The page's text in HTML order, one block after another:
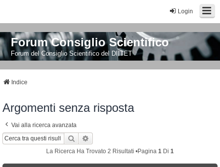
Login
Forum Consiglio Scientifico
Forum del Consiglio Scientifico del DIITET
Indice
Argomenti senza risposta
Vai alla ricerca avanzata
Cerca
La Ricerca Ha Trovato 2 Risultati •Pagina 1 Di 1